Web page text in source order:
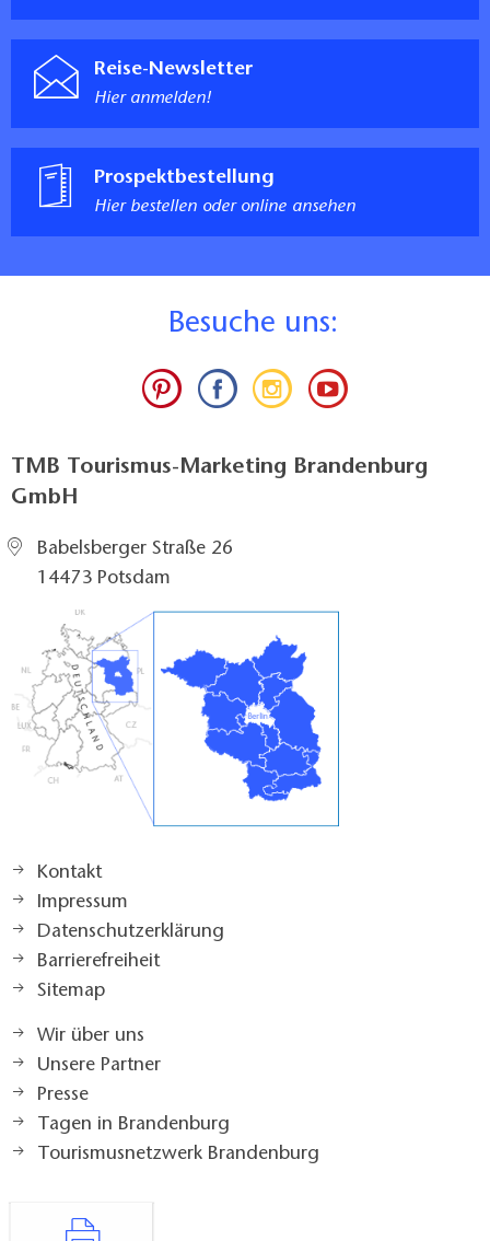
Reise-Newsletter
Hier anmelden!
Prospektbestellung
Hier bestellen oder online ansehen
Besuche uns:
TMB Tourismus-Marketing Brandenburg
GmbH
Babelsberger Straße 26
14473 Potsdam
Kontakt
Impressum
Datenschutzerklärung
Barrierefreiheit
Sitemap
Wir über uns
Unsere Partner
Presse
Tagen in Brandenburg
Tourismusnetzwerk Brandenburg